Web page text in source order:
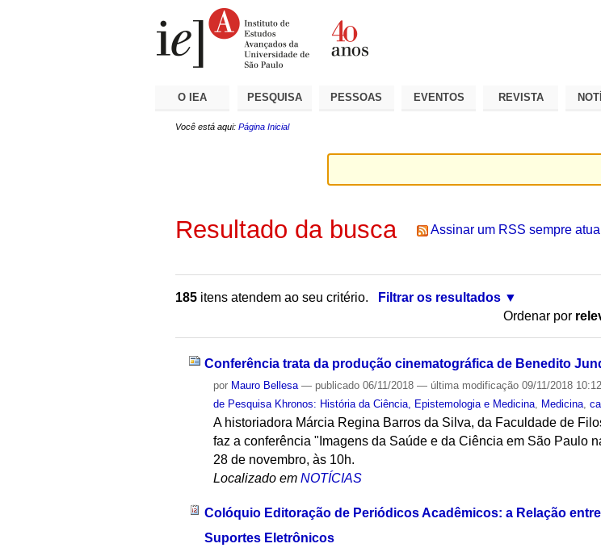
O IEA PESQUISA PESSOAS EVENTOS REVISTA
Você está aqui: Página Inicial
Resultado da busca Assinar um RSS sempre
185 itens atendem ao seu critério.
Filtrar os resultados
Ordenar por
Conferência trata da produção cinematográfica de Benedito
por Mauro Bellesa — publicado 06/11/2018— última modificação 09/11/2018
de Pesquisa Khronos: História da Ciência, Epistemologia e Medicina
Medicina ,
A historiadora Márcia Regina Barros da Silva, da Faculdade de
faz a conferência "Imagens da Saúde e da Ciência em São Paulo
28 de novembro, às 10h.
Localizado em NOTÍCIAS
Colóquio Editoração de Periódicos Acadêmicos: a Relação
Suportes Eletrônicos